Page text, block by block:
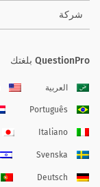
شركة
QuestionPro بلغتك
العربية
Português
Italiano
Svenska
Deutsch